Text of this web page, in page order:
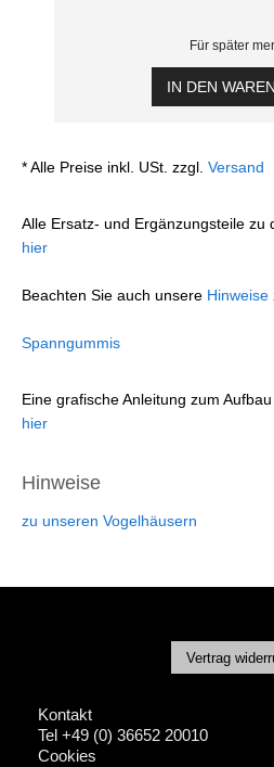
Für später
IN DEN
* Alle Preise inkl. USt. zzgl. Versand
Alle Ersatz- und Ergänzungsteile zu
hier
Beachten Sie auch unsere Hinweise
Spanngummis
Eine grafische Anleitung zum
hier
Hinweise
zu unseren Vogelhäusern
Vertrag
Kontakt
Tel +49 (0) 36652 20010
Cookies